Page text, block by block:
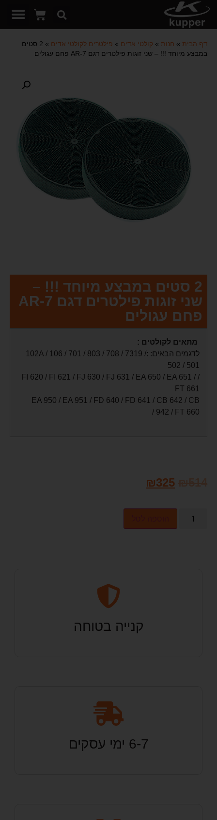
2 סטים במבצע מיוחד !!! –
שני זוגות פילטרים דגם 7-AR
פחם עגולים
מתאים לקולטים :
לדגמים הבאים: :102A / 106 / 701 / 803 / 708 / 7319 /
502 / 501
/ FI 620 / FI 621 / FJ 630 / FJ 631 / EA 650 / EA 651 /
FT 661
EA 950 / EA 951 / FD 640 / FD 641 / CB 642 / CB
942 / FT 660 /
₪325
דף הבית » חנות » קולטי אדים » פילטרים לקולטי אדים »
2 סטים
במבצע מיוחד !!! – שני זוגות פילטרים דגם 7-AR פחם עגולים
קנייה בטוחה
6-7 ימי עסקים